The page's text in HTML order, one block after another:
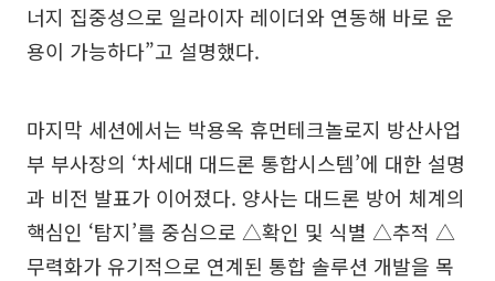
너지 집중성으로 일라이자 레이더와 연동해 바로 운
용이 가능하다”고 설명했다.
마지막 세션에서는 박용옥 휴먼테크놀로지 방산사업
부 부사장의 ‘차세대 대드론 통합시스템’에 대한 설명
과 비전 발표가 이어졌다. 양사는 대드론 방어 체계의
핵심인 ‘탐지’를 중심으로 △확인 및 식별 △추적 △
무력화가 유기적으로 연계된 통합 솔루션 개발을 목